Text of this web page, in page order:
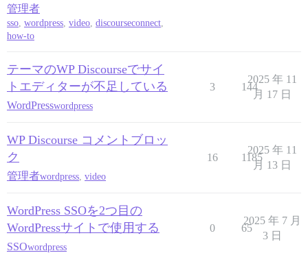
管理者
sso, wordpress, video, discourseconnect,
how-to
テーマのWP Discourseでサイ
トエディターが不足している
WordPresswordpress
3 144
2025 年 11
月 17 日
WP Discourse コメントブロッ
ク
管理者wordpress video
16 1185
2025 年 11
月 13 日
WordPress SSOを2つ目の
WordPressサイトで使用する
SSOwordpress
0 65
2025 年 7 月
3 日